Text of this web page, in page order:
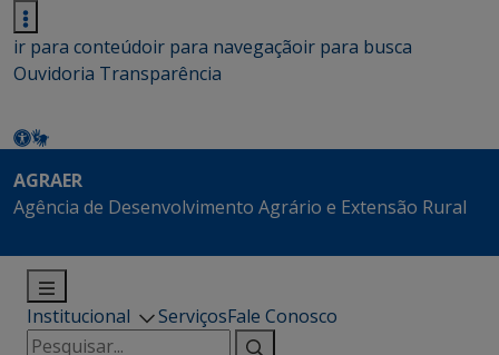
ir para conteúdoir para navegaçãoir para busca
Ouvidoria Transparência
AGRAER
Agência de Desenvolvimento Agrário e Extensão Rural
Institucional ServiçosFale Conosco
Pesquisar